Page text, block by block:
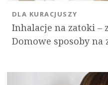
Inhalacje na zatoki –
Domowe sposoby na
DLA KURACJUSZY